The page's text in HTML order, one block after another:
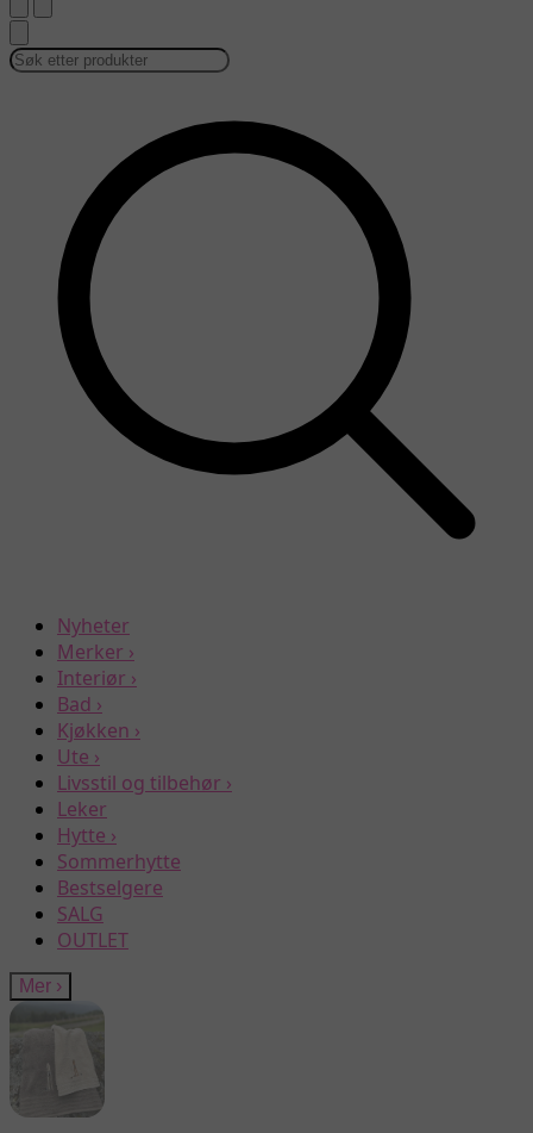
Nyheter
Merker ›
Interiør ›
Bad ›
Kjøkken ›
Ute ›
Livsstil og tilbehør ›
Leker
Hytte ›
Sommerhytte
Bestselgere
SALG
OUTLET
Mer ›